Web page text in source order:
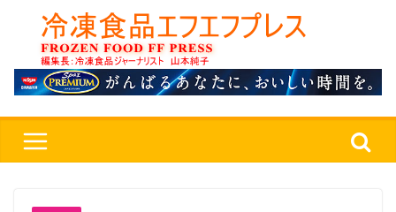
定さわやかフレーバー「CHEESE
WONDER YELLOW」復刻発売中
今まで無かった大盛！水から簡単レン
ジ♪ふわもちめん！！「冷凍 日清の
どん兵衛 大盛 きつねうどん」
「同 肉うどん」
日清食品冷凍、背油の旨み・コク深い